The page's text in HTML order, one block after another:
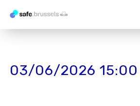
03/06/2026 15:00